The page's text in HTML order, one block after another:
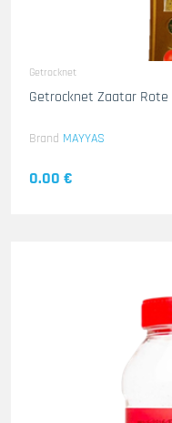
Getrocknet
Brand MAYYAS
0.00 €